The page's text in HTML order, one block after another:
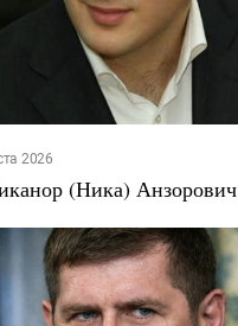
2026
(Ника) Анзорович